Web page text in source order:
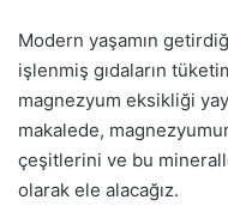
Modern yaşamın
işlenmiş gıdaların
magnezyum eksikliği
makalede,
çeşitlerini ve bu
olarak ele alacağız.